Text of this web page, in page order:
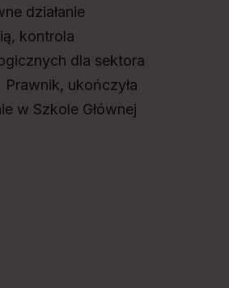
działanie
kontrola
dla sektora
ukończyła
w Szkole Głównej